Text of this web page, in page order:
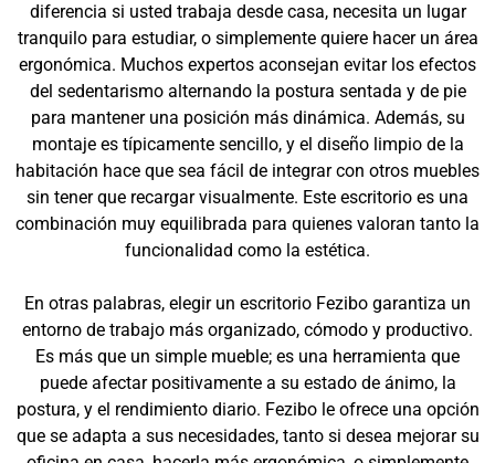
diferencia si usted trabaja desde casa, necesita un lugar
tranquilo para estudiar, o simplemente quiere hacer un área
ergonómica. Muchos expertos aconsejan evitar los efectos
del sedentarismo alternando la postura sentada y de pie
para mantener una posición más dinámica. Además, su
montaje es típicamente sencillo, y el diseño limpio de la
habitación hace que sea fácil de integrar con otros muebles
sin tener que recargar visualmente. Este escritorio es una
combinación muy equilibrada para quienes valoran tanto la
funcionalidad como la estética.
En otras palabras, elegir un escritorio Fezibo garantiza un
entorno de trabajo más organizado, cómodo y productivo.
Es más que un simple mueble; es una herramienta que
puede afectar positivamente a su estado de ánimo, la
postura, y el rendimiento diario. Fezibo le ofrece una opción
que se adapta a sus necesidades, tanto si desea mejorar su